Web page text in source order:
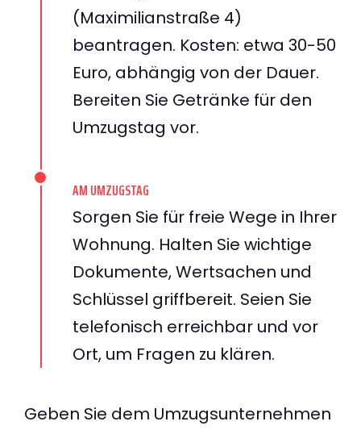
(Maximilianstraße 4)
beantragen. Kosten: etwa 30-50
Euro, abhängig von der Dauer.
Bereiten Sie Getränke für den
Umzugstag vor.
AM UMZUGSTAG
Sorgen Sie für freie Wege in Ihrer
Wohnung. Halten Sie wichtige
Dokumente, Wertsachen und
Schlüssel griffbereit. Seien Sie
telefonisch erreichbar und vor
Ort, um Fragen zu klären.
Geben Sie dem Umzugsunternehmen